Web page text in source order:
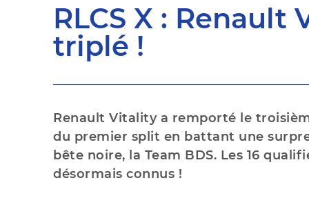
RLCS X :
triplé !
Renault Vitality a remporté le
du premier split en battant une
bête noire, la Team BDS. Les 16
désormais connus !